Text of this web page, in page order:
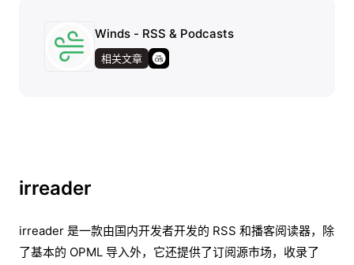
Winds - RSS & Podcasts
相关文章
irreader
irreader 是一款由国内开发者开发的 RSS 和播客阅读器，除
了基本的 OPML 导入外，它还提供了订阅源市场，收录了